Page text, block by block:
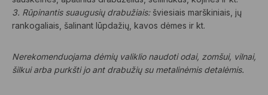
3. Rūpinantis suaugusių drabužiais:šviesiais marškiniais, jų
rankogaliais, šalinant lūpdažių, kavos dėmes ir kt.
Nerekomenduojama dėmių valiklio naudoti odai, zomšui, vilnai,
šilkui arba purkšti jo ant drabužių su metalinėmis detalėmis.